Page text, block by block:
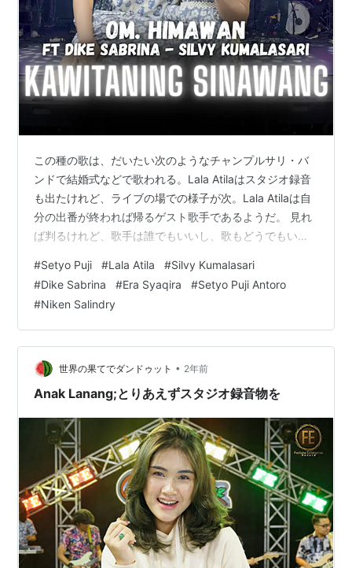
この種の歌は、だいたい次のようなチャンプルサリ・バ
ンドで結婚式などで歌われる。Lala Atilaはスタジオ録音
も出たけれど、ライブの場での様子が次。Lala Atilaは自
分の出番が終われば帰るゲスト歌手であるようだ。 見れ
ば判るけれど、歌手は誰でもいいし、歌もどうでもいい
KAWITANING SINAWANG Cover Lala Atila | JOSSE
MUSIC 7,686 views 2 Jun 2025 www.youtube.com メ
ロディ・ラインがつかみにくい歌で、TikTokでバズって
いるのは、歌詞のリ…
#Setyo Puji #Lala Atila #Silvy Kumalasari
#Dike Sabrina #Era Syaqira #Setyo Puji Antoro
#Niken Salindry
世界の果てでダンドゥット • 2年前
Anak Lanang;とりあえずスタジオ録音物を